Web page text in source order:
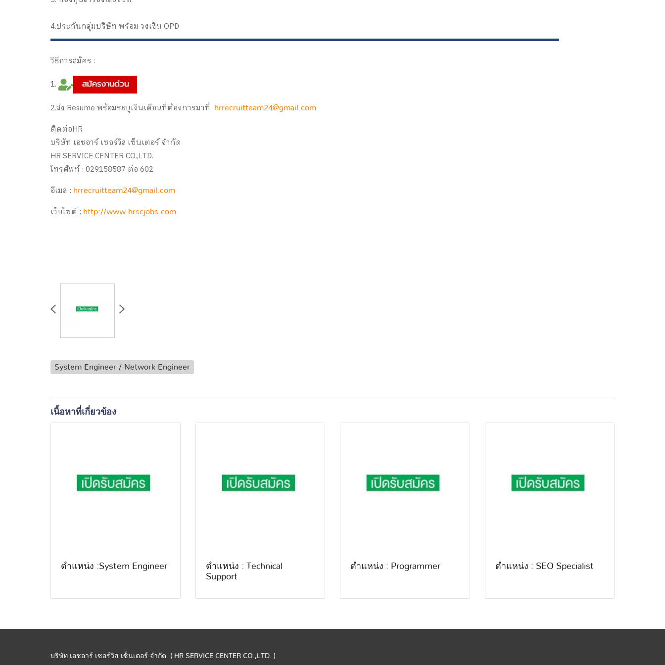
4.ประกันกลุ่มบริษัท พร้อม วงเงิน OPD
วิธีการสมัคร :
1.
2.ส่ง Resume พร้อมระบุเงินเดือนที่ต้องการมาที่
hrrecruitteam24@gmail.com
ติดต่อHR
บริษัท เอชอาร์ เซอร์วิส เซ็นเตอร์ จำกัด
HR SERVICE CENTER CO.,LTD.
โทรศัพท์ : 029158587 ต่อ 602
อีเมล : hrrecruitteam24@gmail.com
เว็บไซต์ : http://www.hrscjobs.com
System Engineer / Network Engineer
เนื้อหาที่เกี่ยวข้อง
ตำแหน่ง :System Engineer
ตำแหน่ง : Technical
Support
ตำแหน่ง : Programmer ตำแหน่ง : SEO Specialist
บริษัท เอชอาร์ เซอร์วิส เซ็นเตอร์ จำกัด ( HR SERVICE CENTER CO.,LTD. )